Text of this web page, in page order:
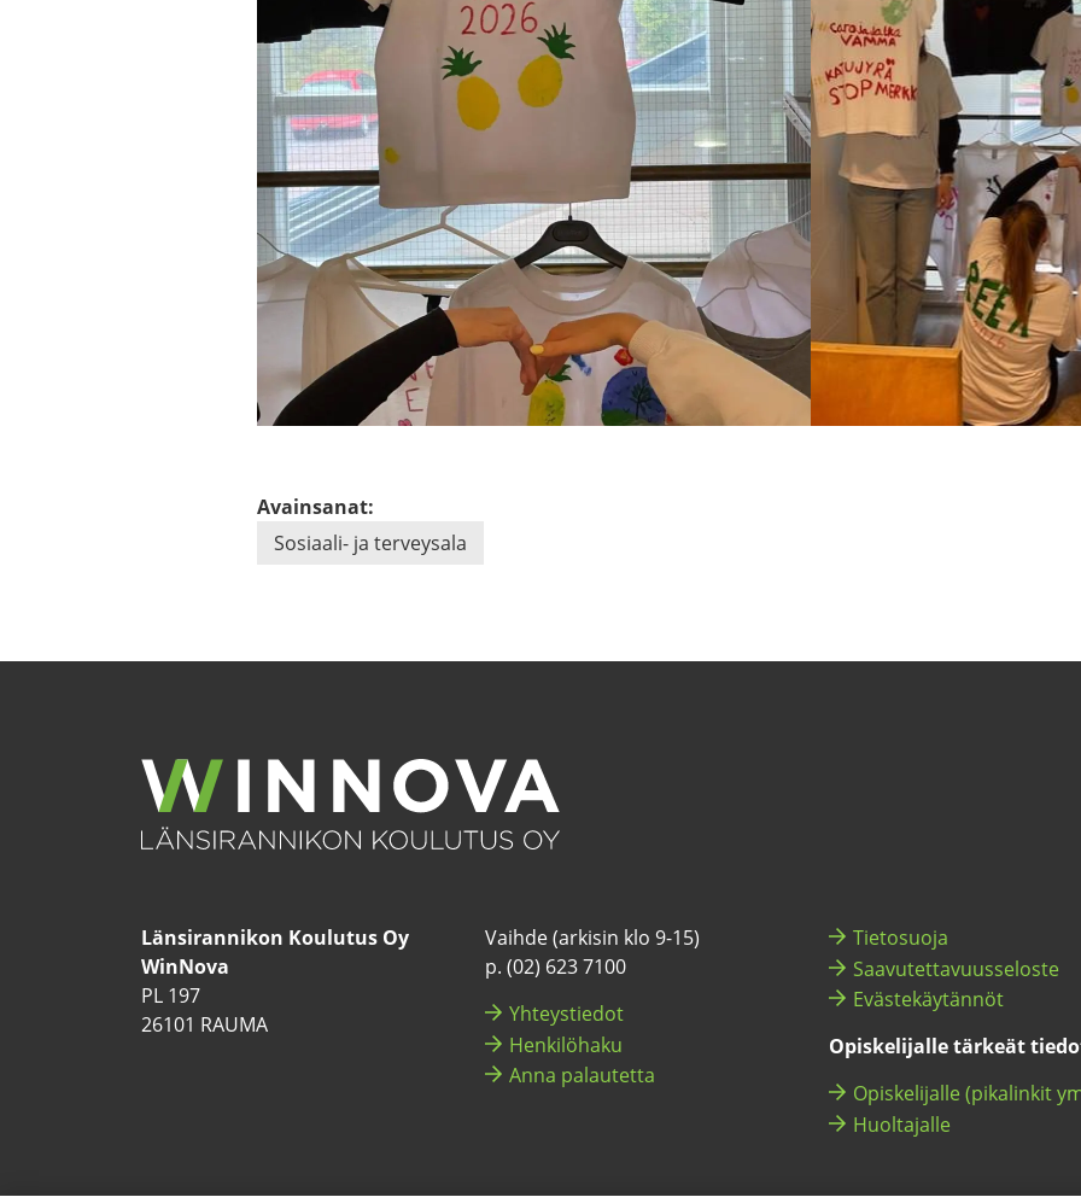
Avainsanat:
Sosiaali-​ ja ter­vey­sa­la
Län­si­ran­ni­kon Kou­lu­tus Oy
WinNova
PL 197
26101 RAUMA
Vaih­de (ar­ki­sin klo 9-15)
p. (02) 623 7100
Yh­teys­tie­dot
Hen­ki­lö­ha­ku
Anna pa­lau­tet­ta
Tie­to­suo­ja
Saa­vu­tet­ta­vuus­se­los­te
Eväs­te­käy­tän­nöt
Opis­ke­li­jal­le tär­keät
Opis­ke­li­jal­le (pi­ka­lin­kit
Huol­ta­jal­le